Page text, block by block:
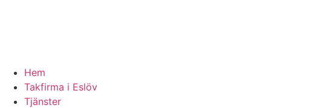
Hem
Takfirma i Eslöv
Tjänster